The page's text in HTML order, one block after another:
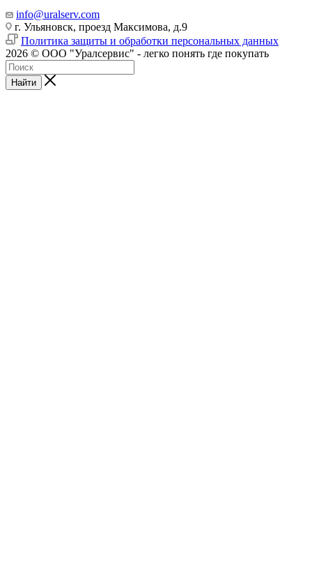
info@uralserv.com
г. Ульяновск, проезд Максимова, д.9
Политика защиты и обработки персональных данных
2026 © ООО "Уралсервис" - легко понять где покупать
Найти